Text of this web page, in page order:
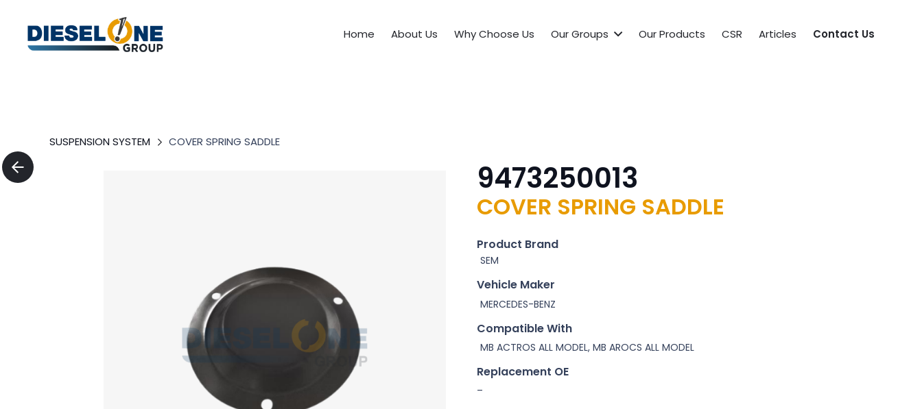
Home About Us Why Choose Us Our Groups Our Products CSR Articles Contact Us
SUSPENSION SYSTEM COVER SPRING SADDLE
9473250013
COVER SPRING SADDLE
Product Brand
SEM
Vehicle Maker
MERCEDES-BENZ
Compatible With
MB ACTROS ALL MODEL, MB AROCS ALL MODEL
Replacement OE
–